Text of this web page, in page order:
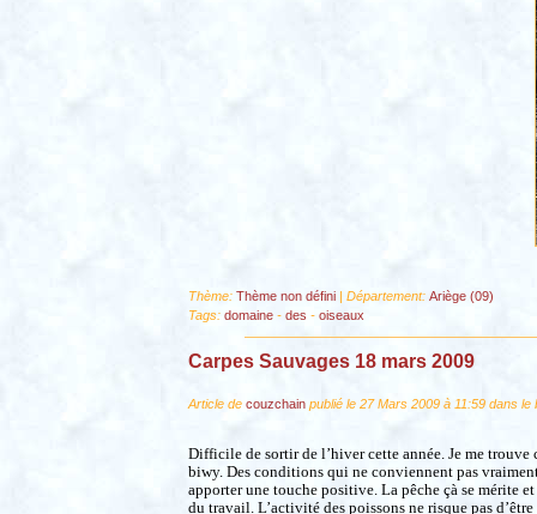
Thème: Thème non défini| Département: Ariège (09)
Tags: domaine- des - oiseaux
Carpes Sauvages 18 mars 2009
Article de couzchainpublié le 27 Mars 2009 à 11:59 dans le
Difficile de sortir de l’hiver cette année. Je me
biwy. Des conditions qui ne conviennent pas
apporter une touche positive. La pêche çà se mérite
du travail. L’activité des poissons ne risque pas